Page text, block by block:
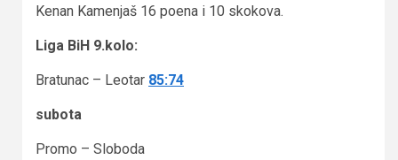
Kenan Kamenjaš 16 poena i 10 skokova.
Liga BiH 9.kolo:
Bratunac – Leotar 85:74
subota
Promo – Sloboda